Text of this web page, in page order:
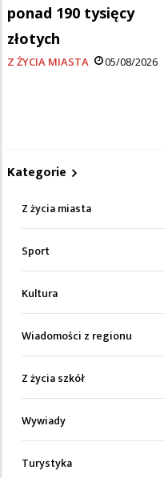
ponad 190 tysięcy
złotych
Z ŻYCIA MIASTA 05/08/2026
Kategorie
Z życia miasta
Sport
Kultura
Wiadomości z regionu
Z życia szkół
Wywiady
Turystyka